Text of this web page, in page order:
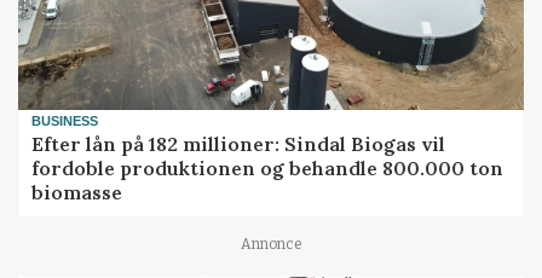
BUSINESS
Efter lån på 182 millioner: Sindal Biogas vil
fordoble produktionen og behandle 800.000 ton
biomasse
Annonce